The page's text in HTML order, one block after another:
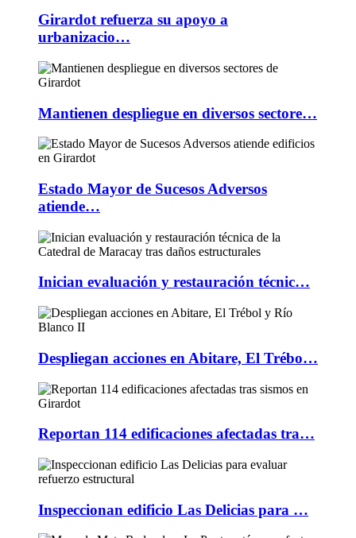
Girardot refuerza su apoyo a
urbanizacio…
Mantienen despliegue en diversos sectore…
Estado Mayor de Sucesos Adversos
atiende…
Inician evaluación y restauración técnic…
Despliegan acciones en Abitare, El Trébo…
Reportan 114 edificaciones afectadas tra…
Inspeccionan edificio Las Delicias para …